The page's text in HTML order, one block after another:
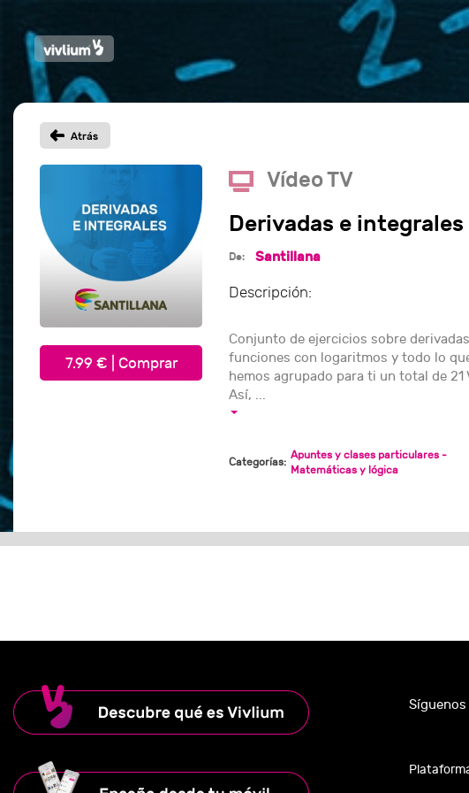
Vídeo TV
Derivadas e integrales
De: Santillana
Descripción:
Conjunto de ejercicios sobre
funciones con logaritmos y todo lo
hemos agrupado para ti un total de
Así, ...
Categorías:
Apuntes y clases particulares -
Matemáticas y lógica
Síguenos